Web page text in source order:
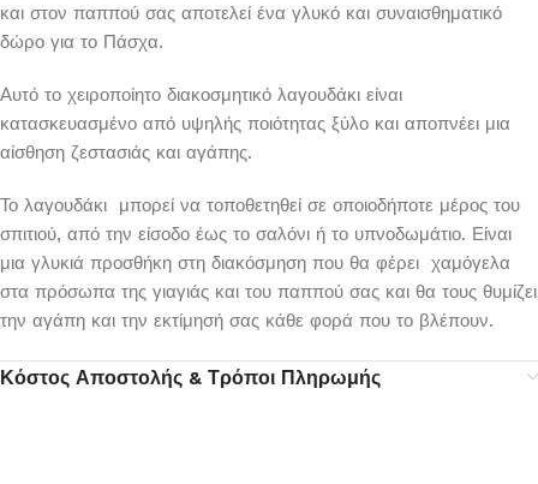
και στον παππού σας αποτελεί ένα γλυκό και συναισθηματικό
δώρο για το Πάσχα.
Αυτό το χειροποίητο διακοσμητικό λαγουδάκι είναι
κατασκευασμένο από υψηλής ποιότητας ξύλο και αποπνέει μια
αίσθηση ζεστασιάς και αγάπης.
Το λαγουδάκι μπορεί να τοποθετηθεί σε οποιοδήποτε μέρος του
σπιτιού, από την είσοδο έως το σαλόνι ή το υπνοδωμάτιο. Είναι
μια γλυκιά προσθήκη στη διακόσμηση που θα φέρει χαμόγελα
στα πρόσωπα της γιαγιάς και του παππού σας και θα τους θυμίζει
την αγάπη και την εκτίμησή σας κάθε φορά που το βλέπουν.
Κόστος Αποστολής & Τρόποι Πληρωμής